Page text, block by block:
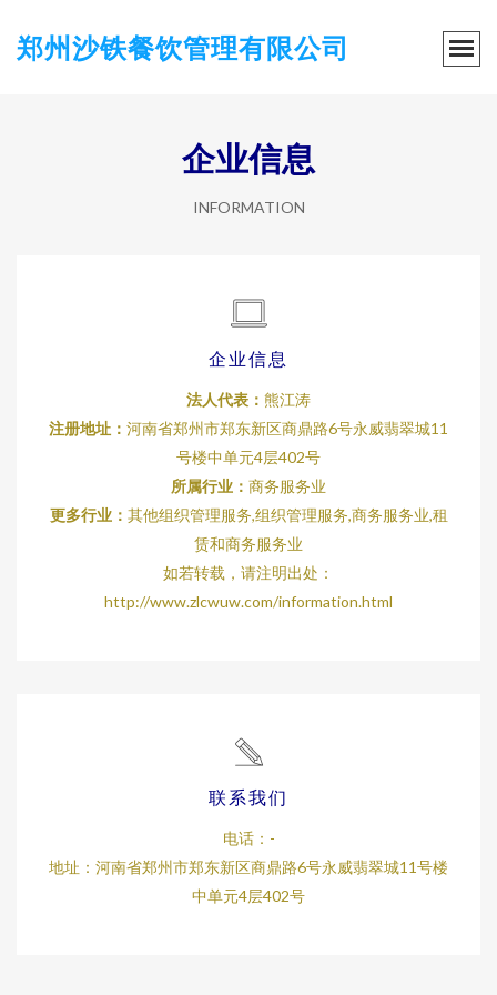
郑州沙铁餐饮管理有限公司
企业信息
INFORMATION
企业信息
法人代表： 熊江涛
注册地址： 河南省郑州市郑东新区商鼎路6号永威翡翠城11
号楼中单元4层402号
所属行业： 商务服务业
更多行业： 其他组织管理服务,组织管理服务,商务服务业,租
赁和商务服务业
如若转载，请注明出处：
http://www.zlcwuw.com/information.html
联系我们
电话：-
地址：河南省郑州市郑东新区商鼎路6号永威翡翠城11号楼
中单元4层402号